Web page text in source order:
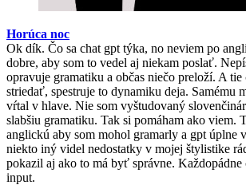
Horúca noc
Ok dík. Čo sa chat gpt týka, no neviem po
dobre, aby som to vedel aj niekam poslať.
opravuje gramatiku a občas niečo preloží. A tie
striedať, spestruje to dynamiku deja. Samému
vŕtal v hlave. Nie som vyštudovaný
slabšiu gramatiku. Tak si pomáham ako viem.
anglickú aby som mohol gramarly a gpt úplne
niekto iný videl nedostatky v mojej štylistike
pokazil aj ako to má byť správne. Každopádne
input.